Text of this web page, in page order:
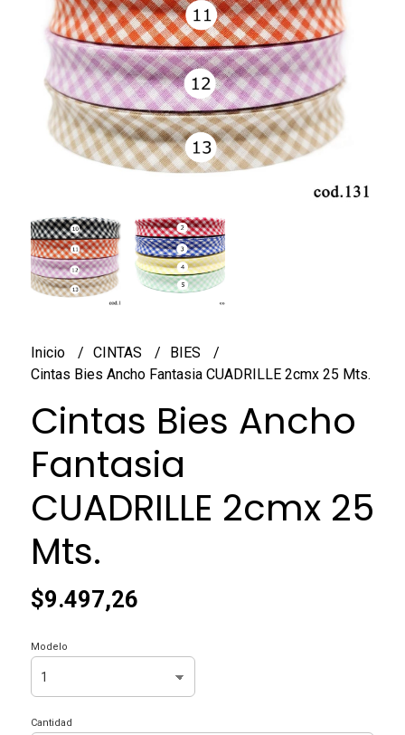
Inicio CINTAS
BIES
Cintas Bies Ancho Fantasia CUADRILLE 2cmx 25 Mts.
Cintas Bies Ancho
Fantasia
CUADRILLE 2cmx 25
Mts.
$9.497,26
Modelo
Cantidad